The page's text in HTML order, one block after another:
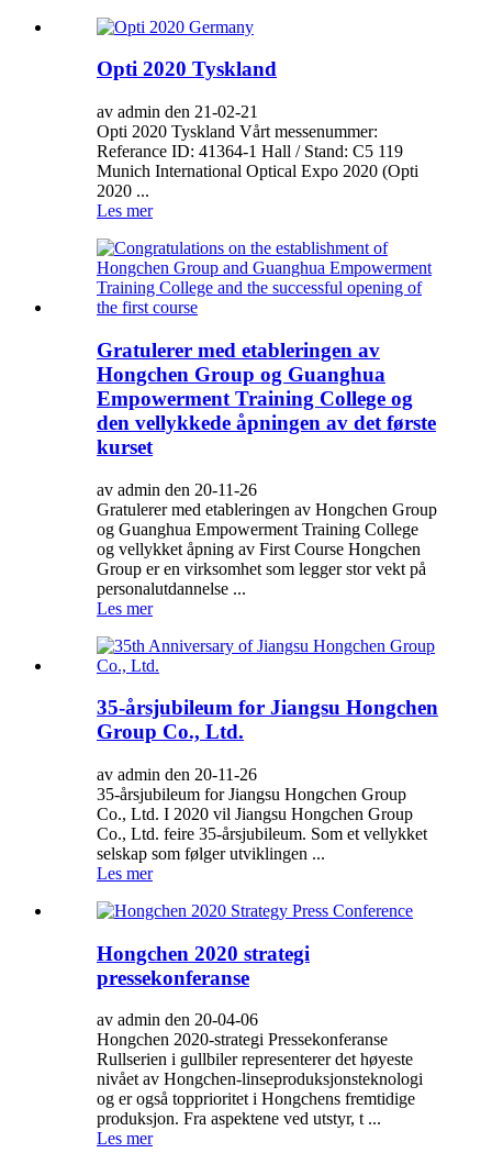
Opti 2020 Tyskland
av admin den 21-02-21
Opti 2020 Tyskland Vårt messenummer:
Referance ID: 41364-1 Hall / Stand: C5 119
Munich International Optical Expo 2020 (Opti
2020 ...
Les mer
Gratulerer med etableringen av
Hongchen Group og Guanghua
Empowerment Training College og
den vellykkede åpningen av det første
kurset
av admin den 20-11-26
Gratulerer med etableringen av Hongchen Group
og Guanghua Empowerment Training College
og vellykket åpning av First Course Hongchen
Group er en virksomhet som legger stor vekt på
personalutdannelse ...
Les mer
35-årsjubileum for Jiangsu Hongchen
Group Co., Ltd.
av admin den 20-11-26
35-årsjubileum for Jiangsu Hongchen Group
Co., Ltd. I 2020 vil Jiangsu Hongchen Group
Co., Ltd. feire 35-årsjubileum. Som et vellykket
selskap som følger utviklingen ...
Les mer
Hongchen 2020 strategi
pressekonferanse
av admin den 20-04-06
Hongchen 2020-strategi Pressekonferanse
Rullserien i gullbiler representerer det høyeste
nivået av Hongchen-linseproduksjonsteknologi
og er også topprioritet i Hongchens fremtidige
produksjon. Fra aspektene ved utstyr, t ...
Les mer